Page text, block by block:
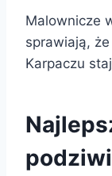
Malownicze
sprawiają,
Karpaczu